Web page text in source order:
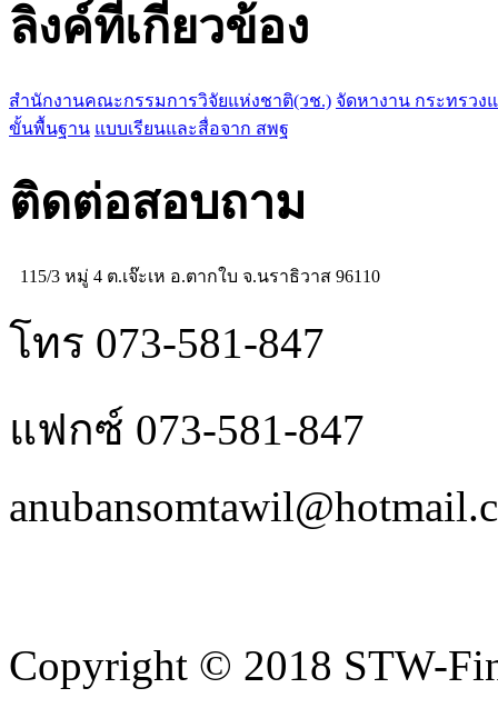
ลิงค์ที่เกี่ยวข้อง
สำนักงานคณะกรรมการวิจัยแห่งชาติ(วช.) จัดหางาน กระทรวง
ขั้นพื้นฐาน แบบเรียนและสื่อจาก สพฐ
ติดต่อสอบถาม
115/3 หมู่ 4 ต.เจ๊ะเห อ.ตากใบ จ.นราธิวาส 96110
โทร 073-581-847
แฟกซ์ 073-581-847
Copyright © 2018 STW-